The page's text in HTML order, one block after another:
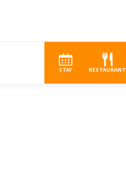
STAY RESTAURANT